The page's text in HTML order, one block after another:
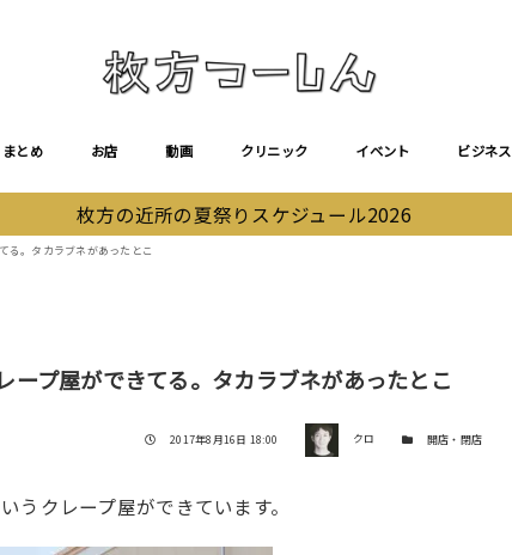
まとめ お店 動画 クリニック イベント ビジネス
枚方の近所の夏祭りスケジュール2026
る。タカラブネがあったとこ
プ屋ができてる。タカラブネがあったとこ
投稿日
2017年8月16日 18:00 著者 クロ カテゴリー開店・閉店
クレープ屋ができています。